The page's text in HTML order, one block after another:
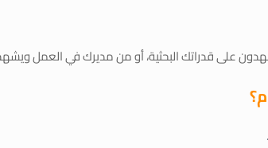
على قدراتك البحثية، أو من مديرك في العمل ويشهد